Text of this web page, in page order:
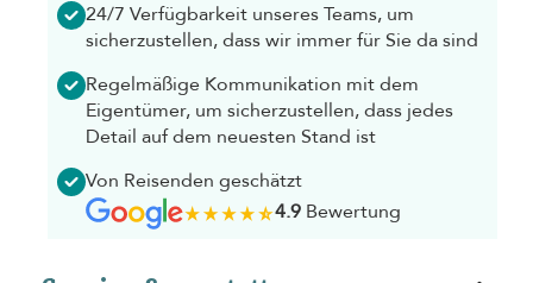
24/7 Verfügbarkeit unseres Teams, um
sicherzustellen, dass wir immer für Sie da sind
Regelmäßige Kommunikation mit dem
Eigentümer, um sicherzustellen, dass jedes
Detail auf dem neuesten Stand ist
Von Reisenden geschätzt
4.9Bewertung